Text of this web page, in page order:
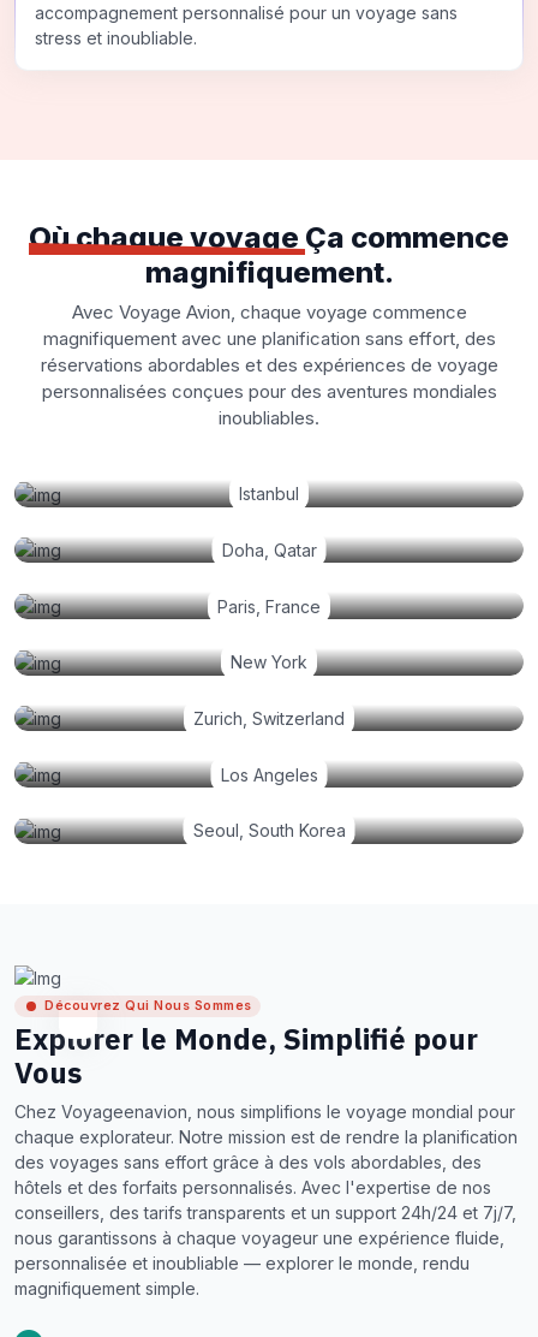
accompagnement personnalisé pour un voyage sans
stress et inoubliable.
Où chaque voyage Ça commence
magnifiquement.
Avec Voyage Avion, chaque voyage commence
magnifiquement avec une planification sans effort, des
réservations abordables et des expériences de voyage
personnalisées conçues pour des aventures mondiales
inoubliables.
Istanbul
Doha, Qatar
Paris, France
New York
Zurich, Switzerland
Los Angeles
Seoul, South Korea
Découvrez Qui Nous Sommes
Explorer le Monde, Simplifié pour
Vous
Chez Voyageenavion, nous simplifions le voyage mondial pour
chaque explorateur. Notre mission est de rendre la planification
des voyages sans effort grâce à des vols abordables, des
hôtels et des forfaits personnalisés. Avec l'expertise de nos
conseillers, des tarifs transparents et un support 24h/24 et 7j/7,
nous garantissons à chaque voyageur une expérience fluide,
personnalisée et inoubliable — explorer le monde, rendu
magnifiquement simple.